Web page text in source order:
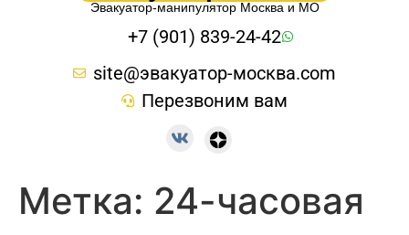
Эвакуатор-манипулятор Москва и МО
+7 (901) 839-24-42
site@эвакуатор-москва.com
Перезвоним вам
Метка: 24-часовая